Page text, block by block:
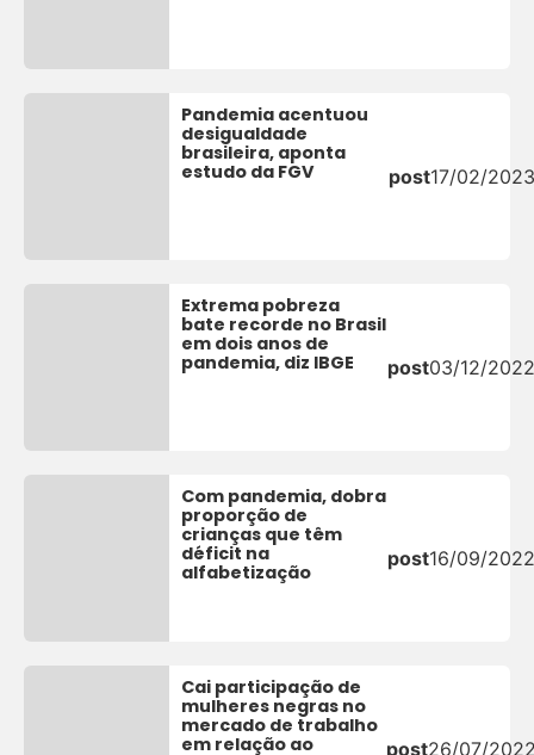
Pandemia acentuou
desigualdade
brasileira, aponta
estudo da FGV
post17/02/2023
Extrema pobreza
bate recorde no Brasil
em dois anos de
pandemia, diz IBGE
post03/12/
Com pandemia, dobra
proporção de
crianças que têm
déficit na
alfabetização
post16/09/
Cai participação de
mulheres negras no
mercado de trabalho
em relação ao
post26/07/